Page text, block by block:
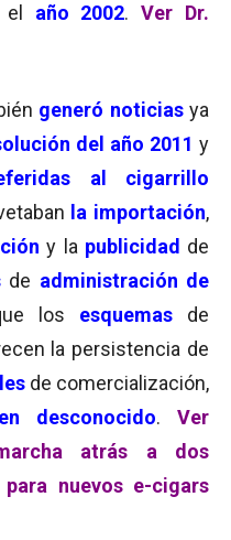
el año 2002. Ver Dr.
generó noticias ya
del año 2011 y
al cigarrillo
a importación,
y la publicidad de
de administración de
los esquemas de
la persistencia de
de comercialización,
desconocido. Ver
atrás a dos
nuevos e-cigars